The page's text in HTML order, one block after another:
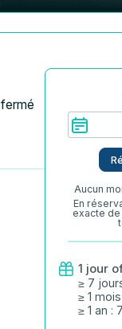
Aucun
En
exacte
1 jour
≥ 7
≥ 1
≥ 1 an :